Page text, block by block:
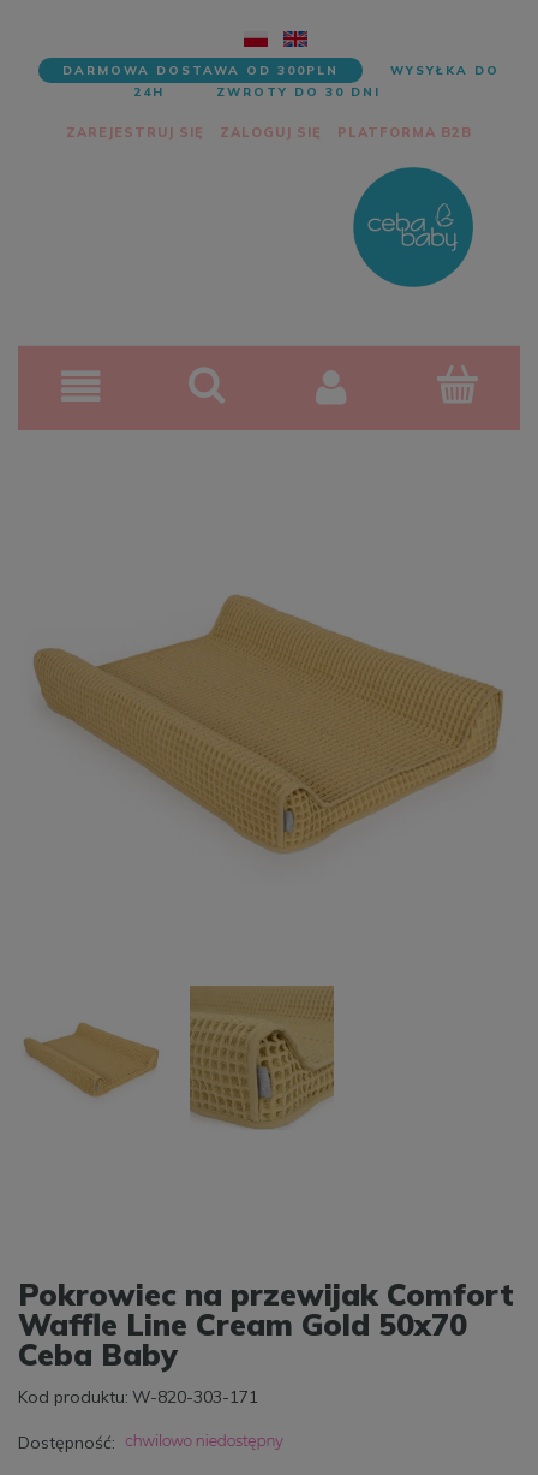
DARMOWA DOSTAWA OD 300PLN
WYSYŁKA DO
24H
ZWROTY DO 30 DNI
ZAREJESTRUJ SIĘ ZALOGUJ SIĘ PLATFORMA B2B
Pokrowiec na przewijak Comfort
Waffle Line Cream Gold 50x70
Ceba Baby
Kod produktu: W-820-303-171
Dostępność: